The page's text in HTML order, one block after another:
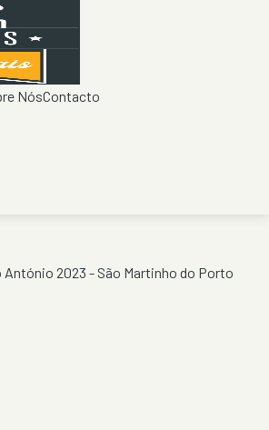
NósContacto
António 2023 - São Martinho do Porto